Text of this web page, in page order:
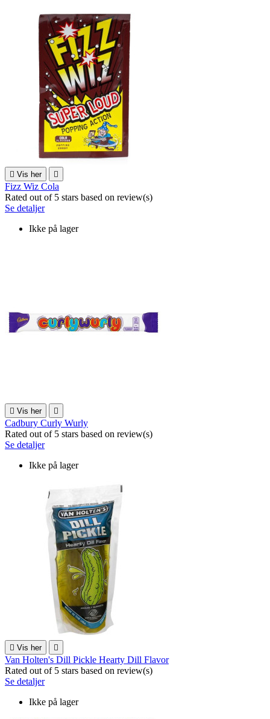
 Vis her 
Fizz Wiz Cola
Rated out of 5 stars based on review(s)
Se detaljer
Ikke på lager
 Vis her 
Cadbury Curly Wurly
Rated out of 5 stars based on review(s)
Se detaljer
Ikke på lager
 Vis her 
Van Holten's Dill Pickle Hearty Dill Flavor
Rated out of 5 stars based on review(s)
Se detaljer
Ikke på lager